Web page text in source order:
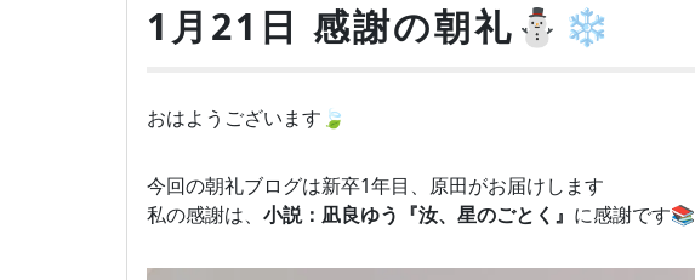
1月21日 感謝の朝礼⛄️❄️
おはようございます🍃
今回の朝礼ブログは新卒1年目、原田がお届けします
私の感謝は、 小説：凪良ゆう『汝、星のごとく』 に感謝です📚